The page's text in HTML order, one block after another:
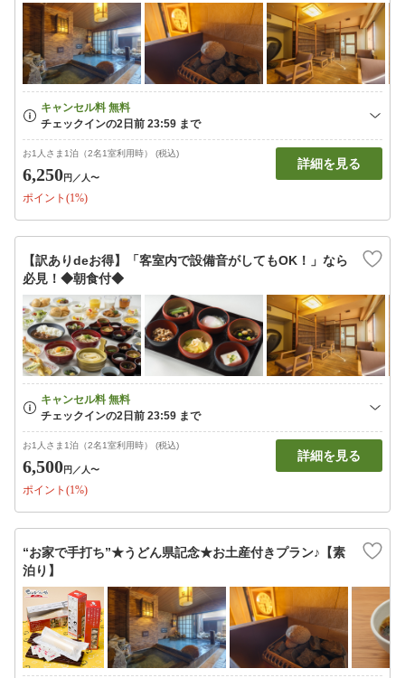
お1人さま1泊（2名1室利用時） (税込)
6,250円 ／人〜
ポイント(1%)
詳細を見る
【訳ありdeお得】「客室内で設備音がしてもOK！」なら
必見！◆朝食付◆
お1人さま1泊（2名1室利用時） (税込)
6,500円 ／人〜
ポイント(1%)
詳細を見る
“お家で手打ち”★うどん県記念★お土産付きプラン♪【素
泊り】